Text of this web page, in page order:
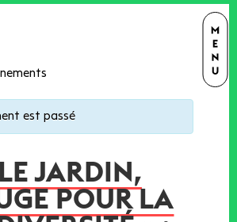
est passé
JARDIN,
POUR LA